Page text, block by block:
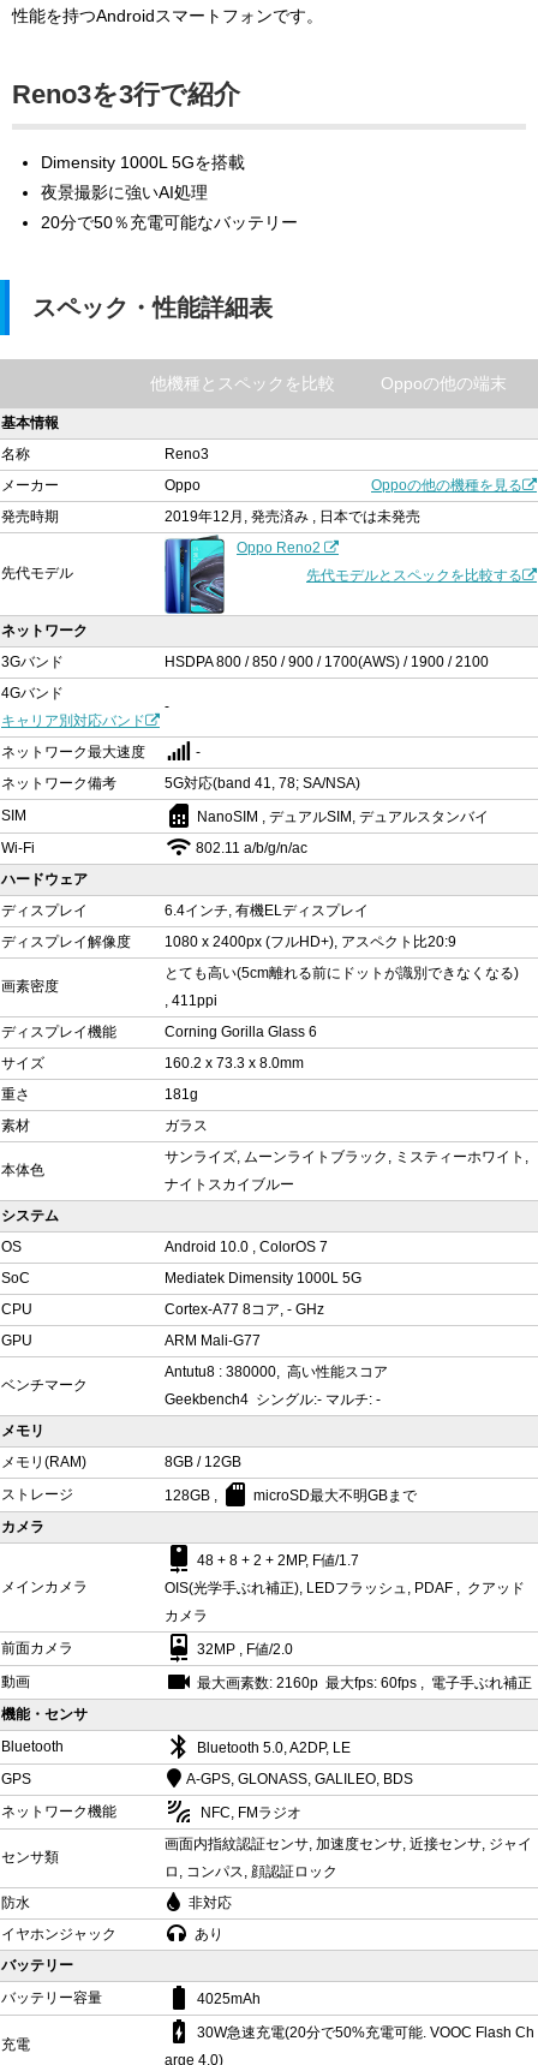
性能を持つAndroidスマートフォンです。
Reno3を3行で紹介
Dimensity 1000L 5Gを搭載
夜景撮影に強いAI処理
20分で50％充電可能なバッテリー
スペック・性能詳細表
Oppoの他の端末
他機種とスペックを比較
基本情報
名称
Reno3
メーカー
Oppo
Oppoの他の機種を見る
発売時期
2019年12月, 発売済み , 日本では未発売
先代モデル
Oppo Reno2
先代モデルとスペックを比較する
ネットワーク
3Gバンド
HSDPA 800 / 850 / 900 / 1700(AWS) / 1900 / 2100
4Gバンド
キャリア別対応バンド
-
ネットワーク最大速度
-
ネットワーク備考
5G対応(band 41, 78; SA/NSA)
SIM
sim_card NanoSIM , デュアルSIM, デュアルスタンバイ
Wi-Fi
802.11 a/b/g/n/ac
ハードウェア
ディスプレイ
6.4インチ, 有機ELディスプレイ
ディスプレイ解像度
1080 x 2400px (フルHD+), アスペクト比20:9
画素密度
とても高い(5cm離れる前にドットが識別できなくなる)
, 411ppi
ディスプレイ機能
Corning Gorilla Glass 6
サイズ
160.2 x 73.3 x 8.0mm
重さ
181g
素材
ガラス
本体色
サンライズ, ムーンライトブラック, ミスティーホワイト,
ナイトスカイブルー
システム
OS
Android 10.0 , ColorOS 7
SoC
Mediatek Dimensity 1000L 5G
CPU
Cortex-A77 8コア, - GHz
GPU
ARM Mali-G77
ベンチマーク
Antutu8 : 380000, 高い性能スコア
Geekbench4 シングル:- マルチ: -
メモリ
メモリ(RAM)
8GB / 12GB
ストレージ
128GB , sd_card microSD最大不明GBまで
カメラ
メインカメラ
camera_rear 48 + 8 + 2 + 2MP, F値/1.7
OIS(光学手ぶれ補正), LEDフラッシュ, PDAF , クアッド
カメラ
前面カメラ
camera_front 32MP , F値/2.0
動画
videocam 最大画素数: 2160p 最大fps: 60fps , 電子手ぶれ補正
機能・センサ
Bluetooth
bluetooth
Bluetooth 5.0, A2DP, LE
GPS
A-GPS, GLONASS, GALILEO, BDS
ネットワーク機能
leak_add NFC, FMラジオ
センサ類
画面内指紋認証センサ, 加速度センサ, 近接センサ, ジャイ
ロ, コンパス, 顔認証ロック
防水
非対応
イヤホンジャック
あり
バッテリー
バッテリー容量
battery_std 4025mAh
充電 battery_charging_full
30W急速充電(20分で50%充電可能. VOOC Flash Ch
arge 4.0)